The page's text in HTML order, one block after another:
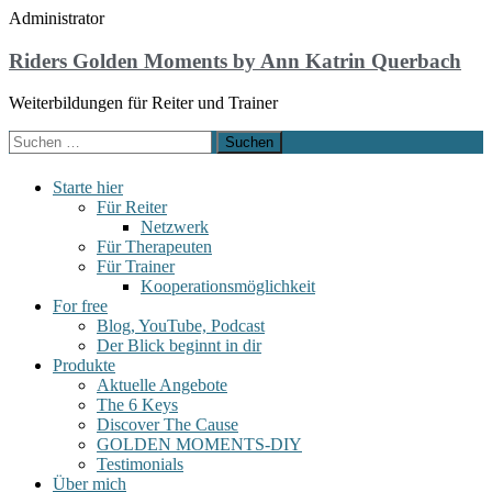
Administrator
Riders Golden Moments by Ann Katrin Querbach
Weiterbildungen für Reiter und Trainer
Starte hier
Für Reiter
Netzwerk
Für Therapeuten
Für Trainer
Kooperationsmöglichkeit
For free
Blog, YouTube, Podcast
Der Blick beginnt in dir
Produkte
Aktuelle Angebote
The 6 Keys
Discover The Cause
GOLDEN MOMENTS-DIY
Testimonials
Über mich